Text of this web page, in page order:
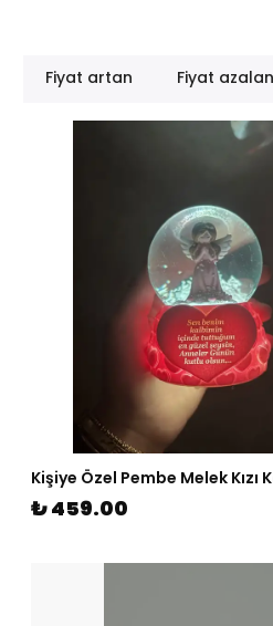
Fiyat artan Fiyat azalan
Kişiye Özel Pembe Melek Kızı
₺ 459.00